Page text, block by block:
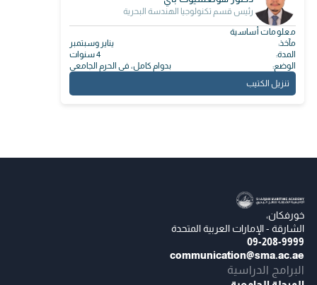
رئيس قسم تكنولوجيا الهندسة البحرية
معلومات أساسية
مآخذ:
يناير وسبتمبر
المدة:
4 سنوات
الوضع:
بدوام كامل، في الحرم الجامعي
تنزيل الكتيب
خورفكان،
الشارقة - الإمارات العربية المتحدة
09-208-9999
communication@sma.ac.ae
البرامج الدراسية